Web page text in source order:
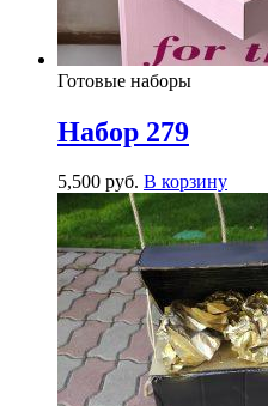
Готовые наборы
Набор 279
5,500 руб. В корзину